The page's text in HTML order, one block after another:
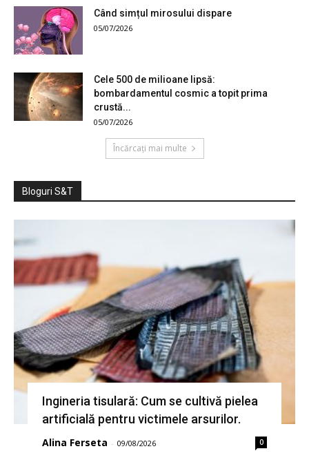
Când simțul mirosului dispare
05/07/2026
Cele 500 de milioane lipsă:
bombardamentul cosmic a topit prima
crustă...
05/07/2026
Încărcați mai multe
Bloguri S&T
Ingineria tisulară: Cum se cultivă pielea
artificială pentru victimele arsurilor.
Alina Ferseta - 09/08/2026 0